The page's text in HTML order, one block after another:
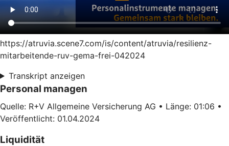
https://atruvia.scene7.com/is/content/atruvia/resilienz-
mitarbeitende-ruv-gema-frei-042024
Transkript anzeigen
Personal managen
Quelle: R+V Allgemeine Versicherung AG • Länge: 01:06 •
Veröffentlicht: 01.04.2024
Liquidität